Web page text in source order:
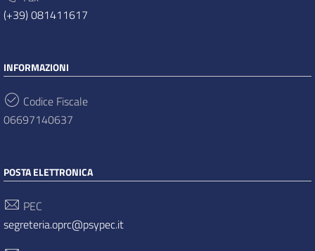
(+39) 081411617
INFORMAZIONI
Codice Fiscale
06697140637
POSTA ELETTRONICA
PEC
segreteria.oprc@psypec.it